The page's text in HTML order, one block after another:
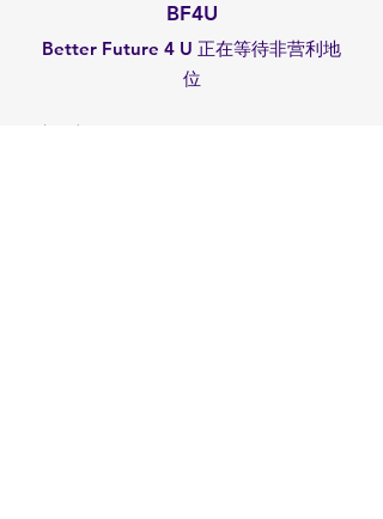
BF4U
Better Future 4 U 正在等待非营利地
位
电子邮件